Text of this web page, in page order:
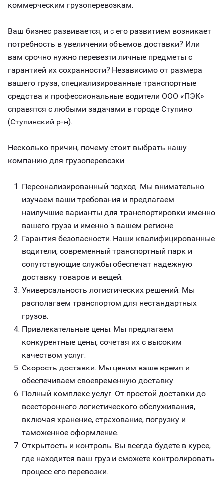
коммерческим грузоперевозкам.
Ваш бизнес развивается, и с его развитием возникает
потребность в увеличении объемов доставки? Или
вам срочно нужно перевезти личные предметы с
гарантией их сохранности? Независимо от размера
вашего груза, специализированные транспортные
средства и профессиональные водители ООО «ПЭК»
справятся с любыми задачами в городе Ступино
(Ступинский р-н).
Несколько причин, почему стоит выбрать нашу
компанию для грузоперевозки.
Персонализированный подход. Мы внимательно
изучаем ваши требования и предлагаем
наилучшие варианты для транспортировки именно
вашего груза и именно в вашем регионе.
Гарантия безопасности. Наши квалифицированные
водители, современный транспортный парк и
сопутствующие службы обеспечат надежную
доставку товаров и вещей.
Универсальность логистических решений. Мы
располагаем транспортом для нестандартных
грузов.
Привлекательные цены. Мы предлагаем
конкурентные цены, сочетая их с высоким
качеством услуг.
Скорость доставки. Мы ценим ваше время и
обеспечиваем своевременную доставку.
Полный комплекс услуг. От простой доставки до
всестороннего логистического обслуживания,
включая хранение, страхование, погрузку и
таможенное оформление.
Открытость и контроль. Вы всегда будете в курсе,
где находится ваш груз и сможете контролировать
процесс его перевозки.